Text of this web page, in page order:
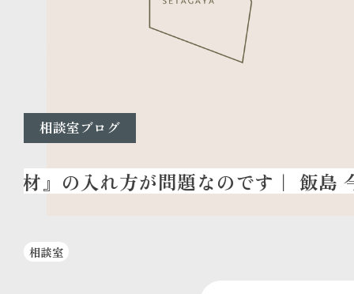
相談室ブログ
相談室